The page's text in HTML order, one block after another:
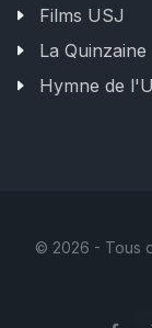
Films USJ
La Quinzaine
Hymne de
© 2026 - Tous